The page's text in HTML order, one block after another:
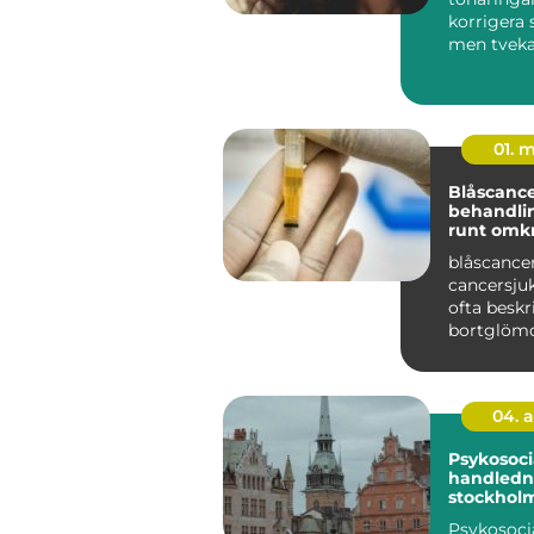
korrigera
men
01.
Blåscancer
runt
ofta
att den...
04.
stockholm stöd